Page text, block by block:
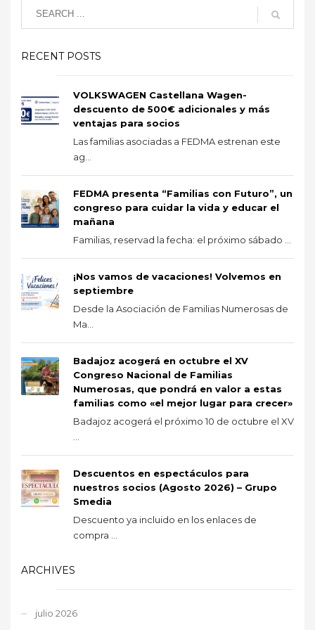
RECENT POSTS
VOLKSWAGEN Castellana Wagen-
descuento de 500€ adicionales y más
ventajas para socios
Las familias asociadas a FEDMA estrenan este
ag...
FEDMA presenta “Familias con Futuro”, un
congreso para cuidar la vida y educar el
mañana
Familias, reservad la fecha: el próximo sábado ...
¡Nos vamos de vacaciones! Volvemos en
septiembre
Desde la Asociación de Familias Numerosas de
Ma...
Badajoz acogerá en octubre el XV
Congreso Nacional de Familias
Numerosas, que pondrá en valor a estas
familias como «el mejor lugar para crecer»
Badajoz acogerá el próximo 10 de octubre el XV
Descuentos en espectáculos para
nuestros socios (Agosto 2026) – Grupo
Smedia
Descuento ya incluido en los enlaces de
compra ...
ARCHIVES
julio 2026